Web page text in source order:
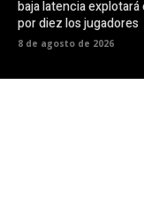
baja latencia
por diez los jugadores
8 de agosto de 2026